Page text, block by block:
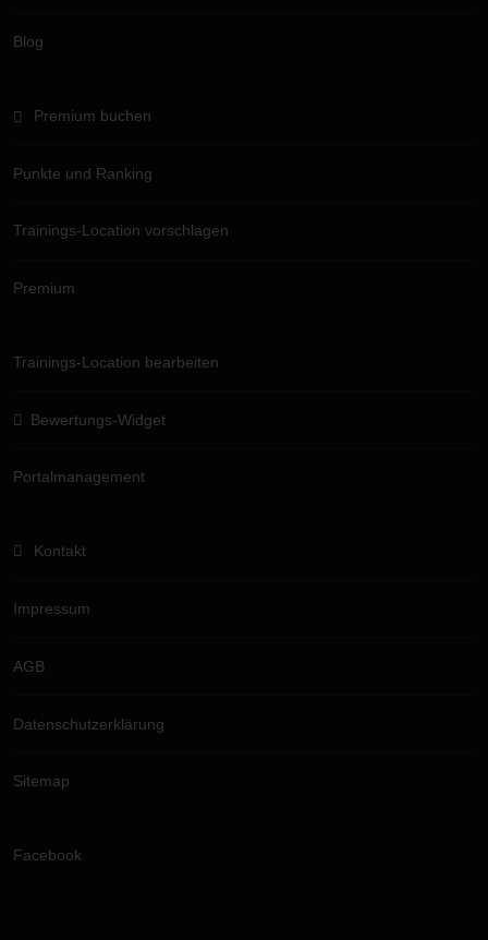
Blog
Premium buchen
Punkte und Ranking
Trainings-Location vorschlagen
Premium
Trainings-Location bearbeiten
Bewertungs-Widget
Portalmanagement
Kontakt
Impressum
AGB
Datenschutzerklärung
Sitemap
Facebook